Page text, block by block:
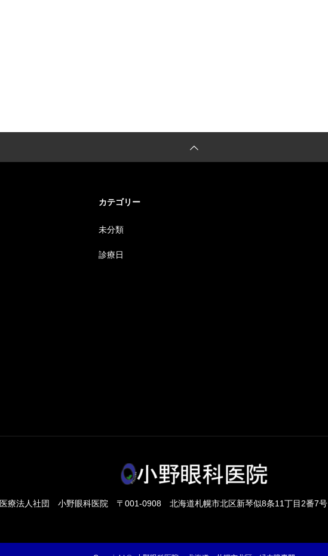
カテゴリー
未分類
診療日
医療法人社団 小野眼科医院 〒001-0908 北海道札幌市北区新琴似8条11丁目2番7号